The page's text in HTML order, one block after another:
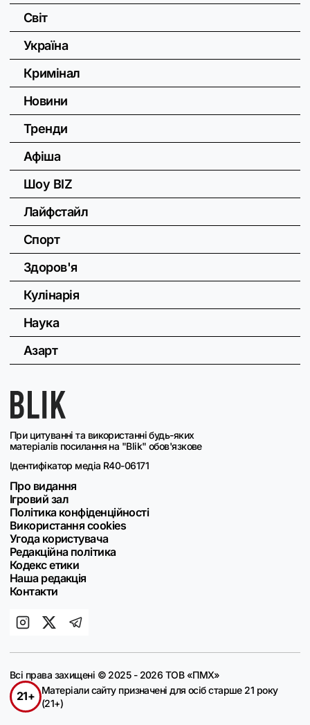
При цитуванні та використанні будь-яких
матеріалів посилання на "Blik" обов'язкове
Ідентифікатор медіа R40-06171
Про видання
Ігровий зал
Політика конфіденційності
Використання cookies
Угода користувача
Редакційна політика
Кодекс етики
Наша редакція
Контакти
Світ
Україна
Кримінал
Новини
Тренди
Афіша
Шоу BIZ
Лайфстайл
Спорт
Здоров'я
Кулінарія
Наука
Азарт
Всі права захищені © 2025 - 2026 ТОВ «ПМХ»
21+
Матеріали сайту призначені для осіб старше 21 року
(21+)